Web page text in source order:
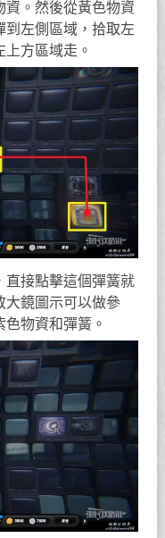
資。然後從黃色物資
到左側區域，拾取左
方區域走。
直接點擊這個彈簧就
大鏡圖示可以做參
物資和彈簧。